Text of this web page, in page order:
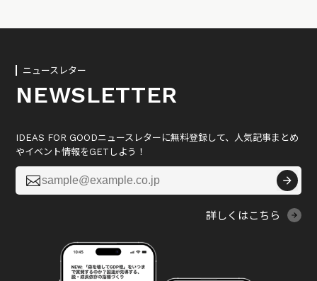
ニュースレター
NEWSLETTER
IDEAS FOR GOODニュースレターに無料登録して、人気記事まとめ
やイベント情報をGETしよう！

詳しくはこちら